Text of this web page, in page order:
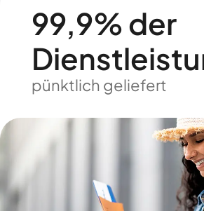
99,9% der
pünktlich geliefert